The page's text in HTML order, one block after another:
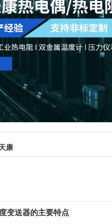
康
变送器的主要特点